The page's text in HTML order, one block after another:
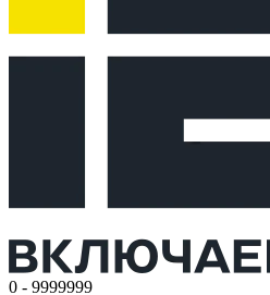
0 - 9999999